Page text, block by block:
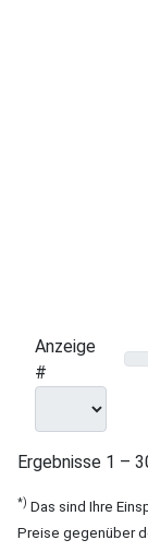
Anzeige
#
Ergebnisse 1 –
*) Das sind Ihre
Preise gegenüber